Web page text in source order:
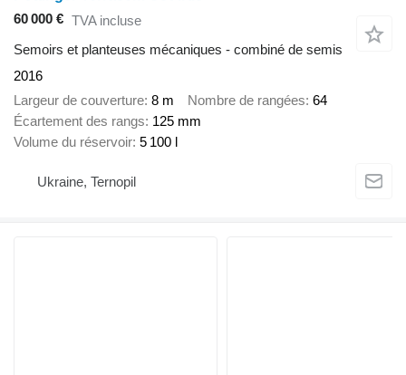
60 000 € TVA incluse
Semoirs et planteuses mécaniques - combiné de semis
2016
Largeur de couverture 8 m Nombre de rangées 64
Écartement des rangs 125 mm
Volume du réservoir 5 100 l
Ukraine, Ternopil